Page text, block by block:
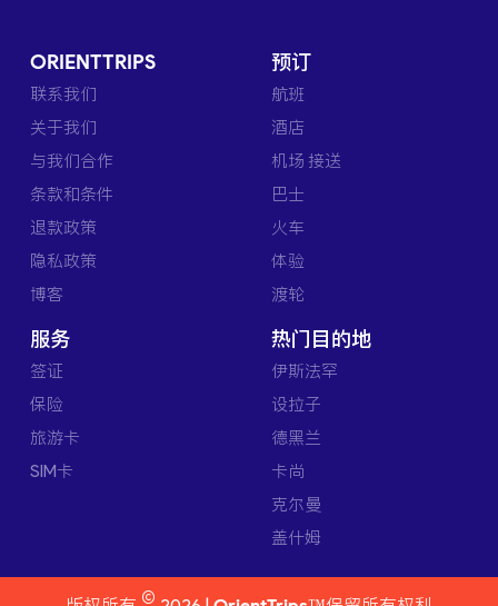
ORIENTTRIPS
联系我们
关于我们
与我们合作
条款和条件
退款政策
隐私政策
博客
预订
航班
酒店
机场 接送
巴士
火车
体验
渡轮
服务
签证
保险
旅游卡
SIM卡
热门目的地
伊斯法罕
设拉子
德黑兰
卡尚
克尔曼
盖什姆